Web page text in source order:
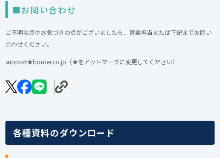
■お問い合わせ
ご不明な点やお気づきの点がございましたら、営業担当または下記までお問い
合わせください。
support★border.co.jp（★をアットマークに変更してください）
各種資料のダウンロード